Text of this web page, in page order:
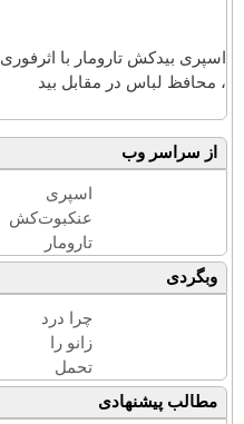
اسپری بیدکش تارومار با اثرفوری
، محافظ لباس در مقابل بید
از سراسر وب
اسپری
عنکبوت‌‌کش
تارومار
ازبین‌برنده
انواع
عنکبوت
وبگردی
چرا درد
زانو را
تحمل
می‌کنی؟
خیلی
مطالب پیشنهادی